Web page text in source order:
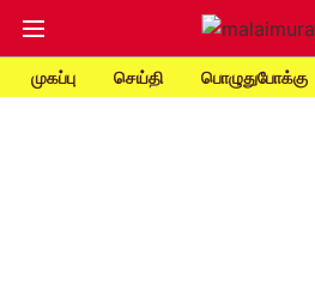
முகப்பு செய்தி பொழுதுபோக்கு